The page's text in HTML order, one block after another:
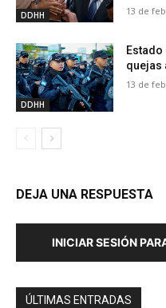
DDHH 13 de
DDHH
quejas
13 de
DEJA UNA RESPUESTA
INICIAR SESIÓN
ÚLTIMAS ENTRADAS